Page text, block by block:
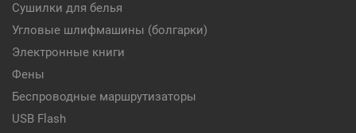
Сушилки для белья
Угловые шлифмашины (болгарки)
Электронные книги
Фены
Беспроводные маршрутизаторы
USB Flash